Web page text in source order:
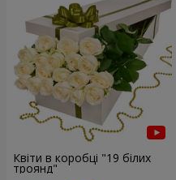
Квіти в коробці "19 білих
троянд"